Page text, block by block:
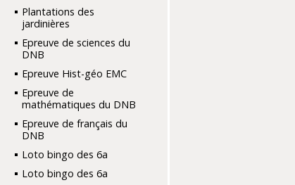
Plantations des
jardinières
Epreuve de sciences du
DNB
Epreuve Hist-géo EMC
Epreuve de
mathématiques du DNB
Epreuve de français du
DNB
Loto bingo des 6a
Loto bingo des 6a